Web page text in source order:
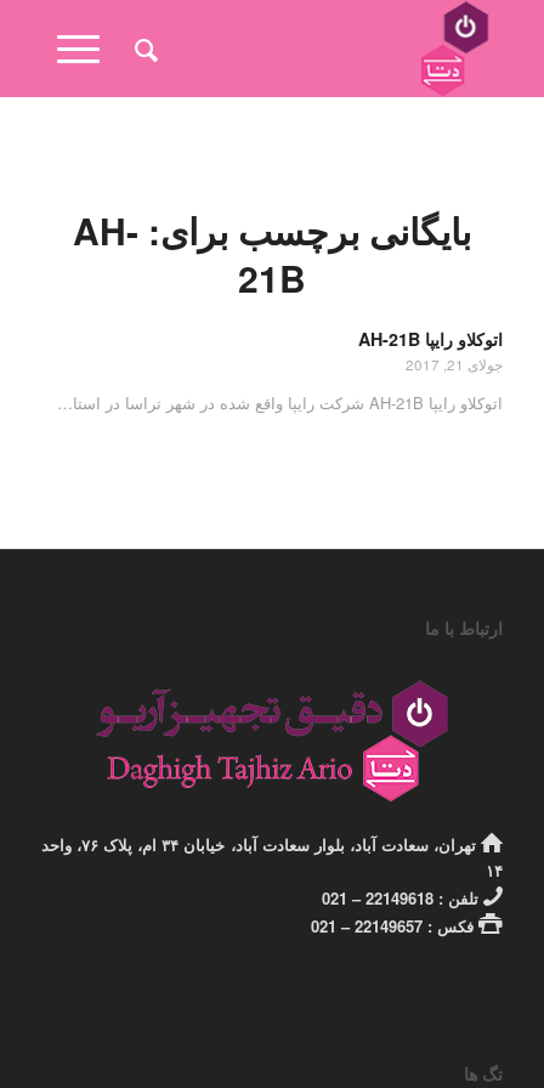
بایگانی برچسب برای: AH-
21B
اتوکلاو رایپا AH-21B
جولای 21, 2017
اتوکلاو رایپا AH-21B شرکت رایپا واقع شده در شهر تراسا در استا…
ارتباط با ما
تهران، سعادت آباد، بلوار سعادت آباد، خیابان ۳۴ ام، پلاک ۷۶، واحد
۱۴
تلفن : 22149618 – 021
فکس : 22149657 – 021
تگ ها